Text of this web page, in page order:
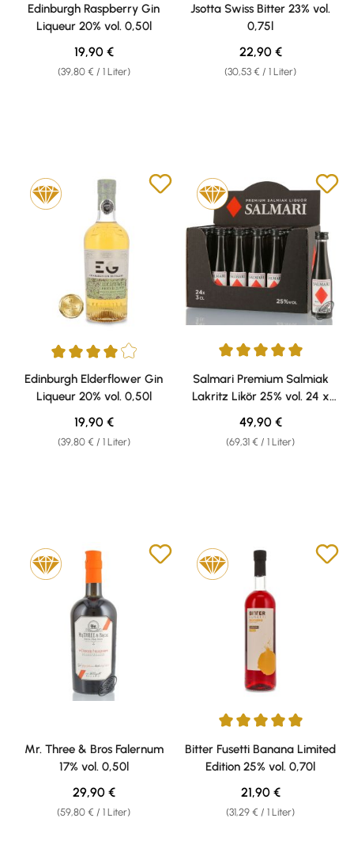
Edinburgh Raspberry Gin
Liqueur 20% vol. 0,50l
(39,80 € / 1 Liter)
Regulärer Preis:
19,90 €
Jsotta Swiss Bitter 23% vol.
0,75l
(30,53 € / 1 Liter)
Regulärer Preis:
22,90 €
Durchschnittliche Bewertung von 4 von 5 Sternen
Edinburgh Elderflower Gin
Liqueur 20% vol. 0,50l
(39,80 € / 1 Liter)
Regulärer Preis:
19,90 €
Durchschnittliche Bewertung
Salmari Premium Salmiak
Lakritz Likör 25% vol. 24 x
0,03l Miniatur Pack
(69,31 € / 1 Liter)
Regulärer Preis:
49,90 €
Mr. Three & Bros Falernum
17% vol. 0,50l
(59,80 € / 1 Liter)
Regulärer Preis:
29,90 €
Durchschnittliche Bewertung
Bitter Fusetti Banana Limited
Edition 25% vol. 0,70l
(31,29 € / 1 Liter)
Regulärer Preis:
21,90 €